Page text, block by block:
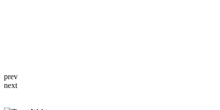
prev
next